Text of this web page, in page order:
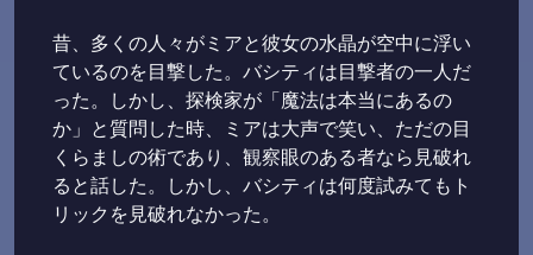
昔、多くの人々がミアと彼女の水晶が空中に浮い
ているのを目撃した。バシティは目撃者の一人だ
った。しかし、探検家が「魔法は本当にあるの
か」と質問した時、ミアは大声で笑い、ただの目
くらましの術であり、観察眼のある者なら見破れ
ると話した。しかし、バシティは何度試みてもト
リックを見破れなかった。